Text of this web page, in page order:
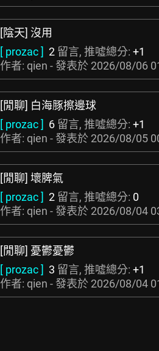
[陰天] 沒用
[ prozac ] 2 留言, 推噓總分: +1
作者: qien - 發表於 2026/08/06
[閒聊] 白海豚擦邊球
[ prozac ] 6 留言, 推噓總分: +1
作者: qien - 發表於 2026/08/05
[閒聊] 壞脾氣
[ prozac ] 2 留言, 推噓總分: 0
作者: qien - 發表於 2026/08/04
[閒聊] 憂鬱憂鬱
[ prozac ] 3 留言, 推噓總分: +1
作者: qien - 發表於 2026/08/04